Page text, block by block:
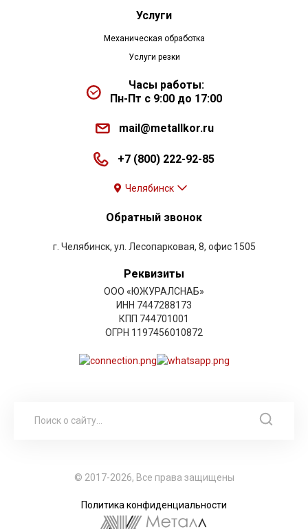
Услуги
Механическая обработка
Услуги резки
Часы работы:
Пн-Пт с 9:00 до 17:00
mail@metallkor.ru
+7 (800) 222-92-85
Челябинск
Обратный звонок
г. Челябинск, ул. Лесопарковая, 8, офис 1505
Реквизиты
ООО «ЮЖУРАЛСНАБ»
ИНН 7447288173
КПП 744701001
ОГРН 1197456010872
© 2017-2026, Все права защищены
Политика конфиденциальности